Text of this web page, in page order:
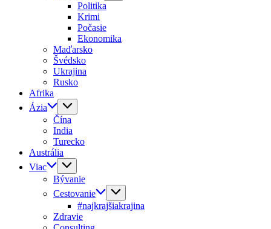
Politika
Krimi
Počasie
Ekonomika
Maďarsko
Švédsko
Ukrajina
Rusko
Afrika
Ázia
Čína
India
Turecko
Austrália
Viac
Bývanie
Cestovanie
#najkrajšiakrajina
Zdravie